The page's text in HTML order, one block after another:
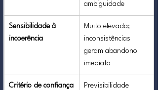
ambiguidade
Sensibilidade à
incoerência
Muito elevada;
inconsistências
geram abandono
imediato
Critério de confiança
Previsibilidade